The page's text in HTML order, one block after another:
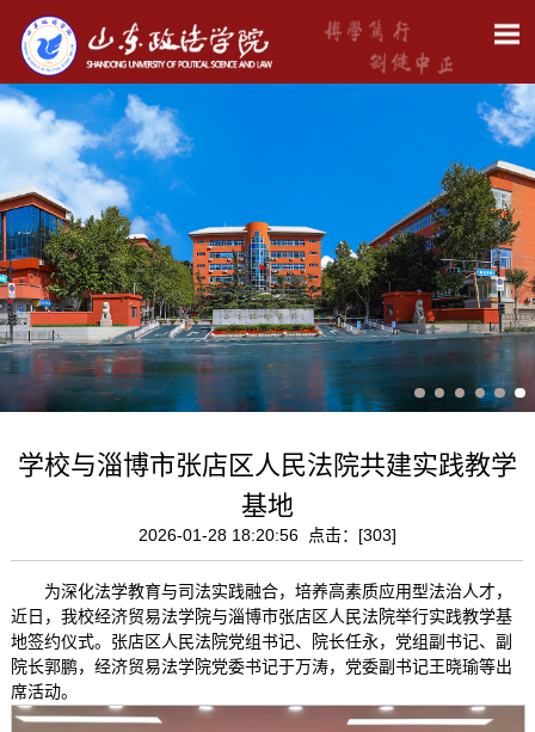
学校与淄博市张店区人民法院共建实践教学
基地
2026-01-28 18:20:56 点击：[303]
为深化法学教育与司法实践融合，培养高素质应用型法治人才，
近日，我校经济贸易法学院与淄博市张店区人民法院举行实践教学基
地签约仪式。张店区人民法院党组书记、院长任永，党组副书记、副
院长郭鹏，经济贸易法学院党委书记于万涛，党委副书记王晓瑜等出
席活动。